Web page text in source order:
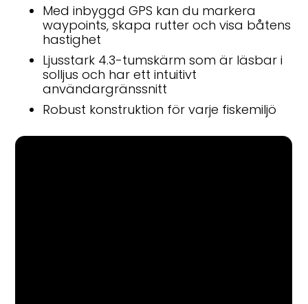
Med inbyggd GPS kan du markera
waypoints, skapa rutter och visa båtens
hastighet
Ljusstark 4.3-tumskärm som är läsbar i
solljus och har ett intuitivt
användargränssnitt
Robust konstruktion för varje fiskemiljö